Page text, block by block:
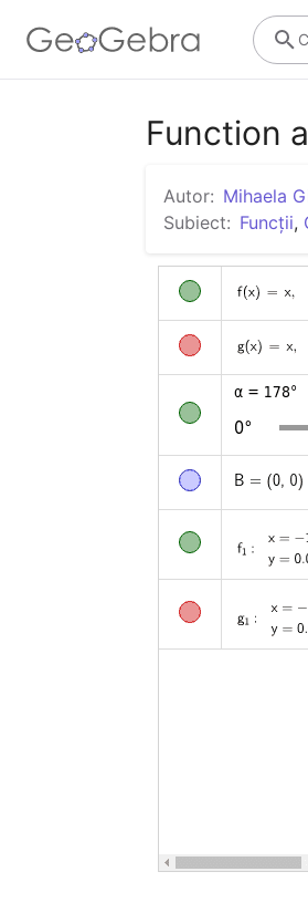
Function
Autor: Mihaela
Subiect: Funcții,